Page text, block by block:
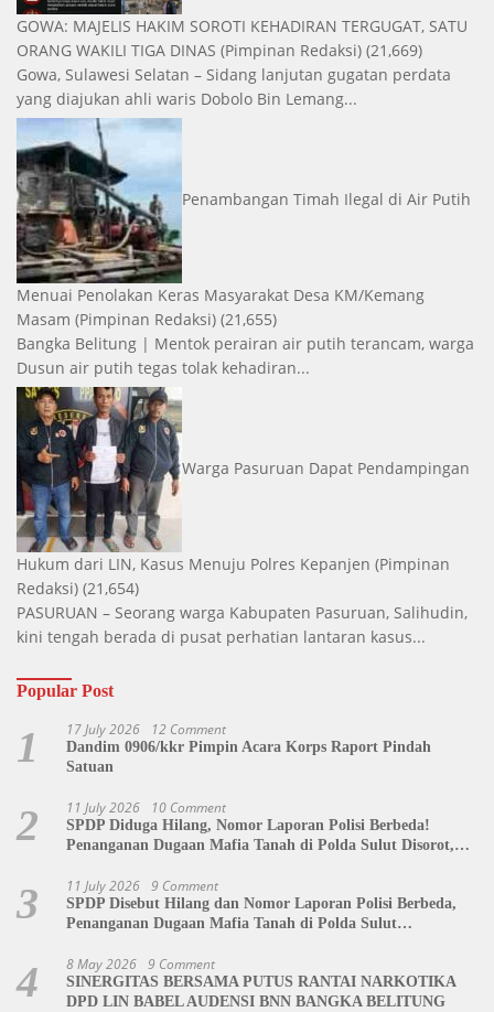
GOWA: MAJELIS HAKIM SOROTI KEHADIRAN TERGUGAT, SATU
ORANG WAKILI TIGA DINAS (Pimpinan Redaksi) (21,669)
Gowa, Sulawesi Selatan – Sidang lanjutan gugatan perdata
yang diajukan ahli waris Dobolo Bin Lemang...
Penambangan Timah Ilegal di Air Putih
Menuai Penolakan Keras Masyarakat Desa KM/Kemang
Masam (Pimpinan Redaksi) (21,655)
Bangka Belitung | Mentok perairan air putih terancam, warga
Dusun air putih tegas tolak kehadiran...
Warga Pasuruan Dapat Pendampingan
Hukum dari LIN, Kasus Menuju Polres Kepanjen (Pimpinan
Redaksi) (21,654)
PASURUAN – Seorang warga Kabupaten Pasuruan, Salihudin,
kini tengah berada di pusat perhatian lantaran kasus...
Popular Post
1 17 July 2026 12 Comment
Dandim 0906/kkr Pimpin Acara Korps Raport Pindah
Satuan
2 11 July 2026 10 Comment
SPDP Diduga Hilang, Nomor Laporan Polisi Berbeda!
Penanganan Dugaan Mafia Tanah di Polda Sulut Disorot,
3 11 July 2026 9 Comment
SPDP Disebut Hilang dan Nomor Laporan Polisi Berbeda,
Penanganan Dugaan Mafia Tanah di Polda Sulut
4 8 May 2026 9 Comment
SINERGITAS BERSAMA PUTUS RANTAI NARKOTIKA
DPD LIN BABEL AUDENSI BNN BANGKA BELITUNG